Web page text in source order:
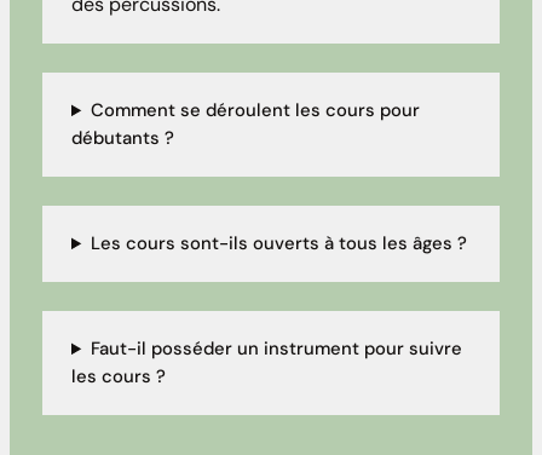
Comment se déroulent les cours pour
débutants ?
Les cours sont-ils ouverts à tous les âges ?
Faut-il posséder un instrument pour suivre
les cours ?